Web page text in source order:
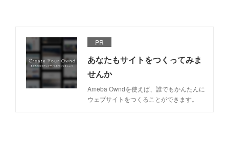
PR
あなたもサイトをつくってみま
せんか
Ameba Owndを使えば、誰でもかんたんに
ウェブサイトをつくることができます。